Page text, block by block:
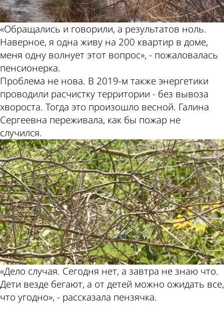
«Обращались и говорили, а результатов ноль.
Наверное, я одна живу на 200 квартир в доме,
меня одну волнует этот вопрос», - пожаловалась
пенсионерка.
Проблема не нова. В 2019-м также энергетики
проводили расчистку территории - без вывоза
хвороста. Тогда это произошло весной. Галина
Сергеевна переживала, как бы пожар не
случился.
«Дело случая. Сегодня нет, а завтра не знаю что.
Дети везде бегают, а от детей можно ожидать все,
что угодно», - рассказала пензячка.